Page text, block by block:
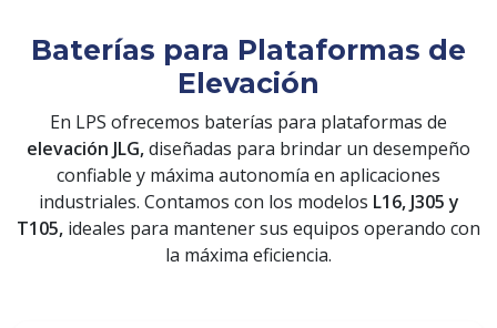
Baterías para Plataformas de
Elevación
En LPS ofrecemos baterías para plataformas de
elevación JLG,diseñadas para brindar un desempeño
confiable y máxima autonomía en aplicaciones
industriales. Contamos con los modelos L16, J305 y
T105, ideales para mantener sus equipos operando con
la máxima eficiencia.